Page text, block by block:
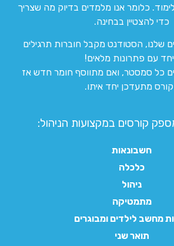
כלומר אנו מלמדים בדיוק מה שצריך
כדי להצטיין בבחינה.
שלנו, הסטודנט מקבל חוברות תרגילים
עם פתרונות מלאים!
כל סמסטר, ואם מתווסף חומר חדש אז
מתעדכן יחד איתו.
קורסים במקצועות הניהול:
חשבונאות
כלכלה
ניהול
מתמטיקה
מחשב לילדים ומבוגרים
תואר שני